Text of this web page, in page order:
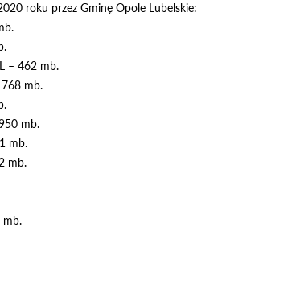
roku przez Gminę Opole Lubelskie:
– 462 mb.
mb.
mb.
mb.
mb.
mb.